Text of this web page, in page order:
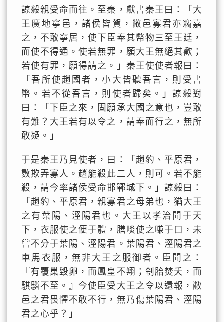
諒毅親受命而往。至秦，獻書秦王曰：「大
王廣地寧邑，諸侯皆賀，敝邑寡君亦竊嘉
之，不敢寧居，使下臣奉其幣物三至王廷，
而使不得通。使若無罪，願大王無絕其歡；
若使有罪，願得請之。」秦王使使者報曰：
「吾所使趙國者，小大皆聽吾言，則受書
幣。若不從吾言，則使者歸矣。」諒毅對
曰：「下臣之來，固願承大國之意也，豈敢
有難？大王若有以令之，請奉而行之，無所
敢疑。」
于是秦王乃見使者，曰：「趙豹、平原君，
數欺弄寡人。趙能殺此二人，則可。若不能
殺，請今率諸侯受命邯鄲城下。」諒毅曰：
「趙豹、平原君，親寡君之母弟也，猶大王
之有葉陽、涇陽君也。大王以孝治聞于天
下，衣服使之便于體，膳啖使之嗛于口，未
嘗不分于葉陽、涇陽君。葉陽君、涇陽君之
車馬衣服，無非大王之服御者。臣聞之：
『有覆巢毀卵，而鳳皇不翔；刳胎焚夭，而
騏驎不至。』今使臣受大王之令以還報，敝
邑之君畏懼不敢不行，無乃傷葉陽君、涇陽
君之心乎？」